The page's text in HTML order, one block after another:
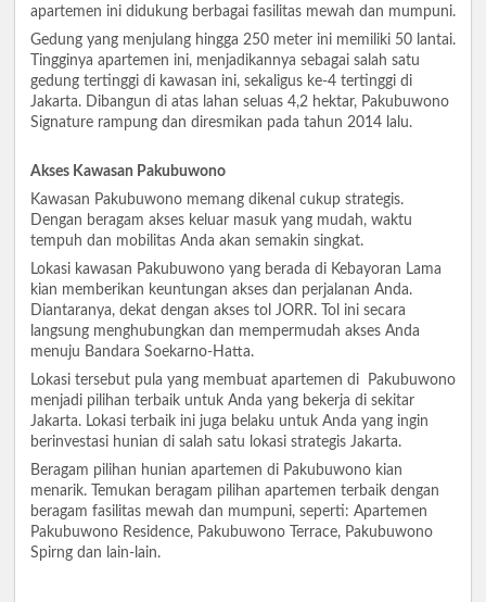
apartemen ini didukung berbagai fasilitas mewah dan mumpuni.
Gedung yang menjulang hingga 250 meter ini memiliki 50 lantai.
Tingginya apartemen ini, menjadikannya sebagai salah satu
gedung tertinggi di kawasan ini, sekaligus ke-4 tertinggi di
Jakarta. Dibangun di atas lahan seluas 4,2 hektar, Pakubuwono
Signature rampung dan diresmikan pada tahun 2014 lalu.
Akses Kawasan Pakubuwono
Kawasan Pakubuwono memang dikenal cukup strategis.
Dengan beragam akses keluar masuk yang mudah, waktu
tempuh dan mobilitas Anda akan semakin singkat.
Lokasi kawasan Pakubuwono yang berada di Kebayoran Lama
kian memberikan keuntungan akses dan perjalanan Anda.
Diantaranya, dekat dengan akses tol JORR. Tol ini secara
langsung menghubungkan dan mempermudah akses Anda
menuju Bandara Soekarno-Hatta.
Lokasi tersebut pula yang membuat apartemen di Pakubuwono
menjadi pilihan terbaik untuk Anda yang bekerja di sekitar
Jakarta. Lokasi terbaik ini juga belaku untuk Anda yang ingin
berinvestasi hunian di salah satu lokasi strategis Jakarta.
Beragam pilihan hunian apartemen di Pakubuwono kian
menarik. Temukan beragam pilihan apartemen terbaik dengan
beragam fasilitas mewah dan mumpuni, seperti: Apartemen
Pakubuwono Residence, Pakubuwono Terrace, Pakubuwono
Spirng dan lain-lain.